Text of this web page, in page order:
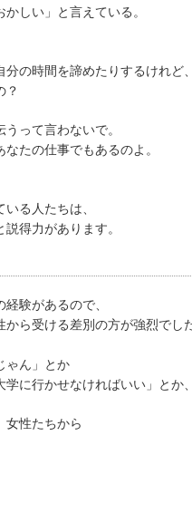
しい」と言えている。
分の時間を諦めたりするけれど
？
って言わないで。
たの仕事でもあるのよ。
る人たちは、
得力があります。
験があるので、
から受ける差別の方が強烈でし
ゃん」とか
学に行かせなければいい」とか
女性たちから